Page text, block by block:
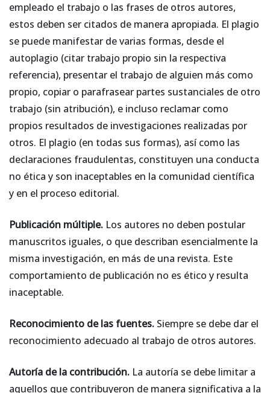
empleado el trabajo o las frases de otros autores,
estos deben ser citados de manera apropiada. El plagio
se puede manifestar de varias formas, desde el
autoplagio (citar trabajo propio sin la respectiva
referencia), presentar el trabajo de alguien más como
propio, copiar o parafrasear partes sustanciales de otro
trabajo (sin atribución), e incluso reclamar como
propios resultados de investigaciones realizadas por
otros. El plagio (en todas sus formas), así como las
declaraciones fraudulentas, constituyen una conducta
no ética y son inaceptables en la comunidad científica
y en el proceso editorial.
Publicación múltiple. Los autores no deben postular
manuscritos iguales, o que describan esencialmente la
misma investigación, en más de una revista. Este
comportamiento de publicación no es ético y resulta
inaceptable.
Reconocimiento de las fuentes. Siempre se debe dar el
reconocimiento adecuado al trabajo de otros autores.
Autoría de la contribución. La autoría se debe limitar a
aquellos que contribuyeron de manera significativa a la